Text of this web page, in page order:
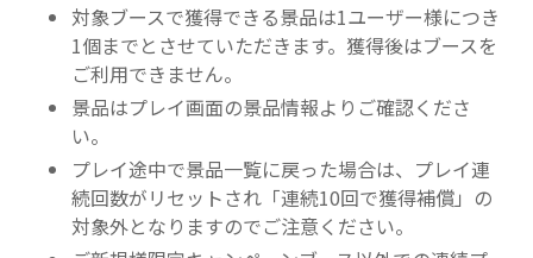
対象ブースで獲得できる景品は1ユーザー様につき
1個までとさせていただきます。獲得後はブースを
ご利用できません。
景品はプレイ画面の景品情報よりご確認くださ
い。
プレイ途中で景品一覧に戻った場合は、プレイ連
続回数がリセットされ「連続10回で獲得補償」の
対象外となりますのでご注意ください。